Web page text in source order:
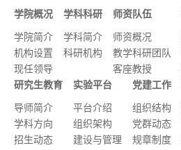
学院概况
学院简介
机构设置
现任领导
学科科研
学科简介
科研机构
师资队伍
师资概况
教学科研团队
客座教授
研究生教育
导师简介
学科方向
招生动态
实验平台
平台介绍
组织架构
建设与管理
党建工作
组织结构
党群动态
规章制度